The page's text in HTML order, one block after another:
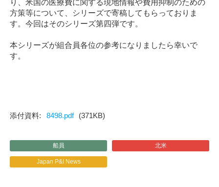
り、米国の医療費に関する現地情報や費用抑制のための
方策等について、シリーズで寄稿してもらっておりま
す。今回はそのシリーズ第四弾です。
本シリーズが組合員各位の参考になりましたら幸いで
す。
8498.pdf (371KB)
船員 北米
Japan P&I News